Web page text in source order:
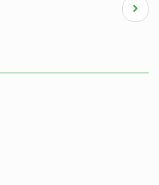
Next
page